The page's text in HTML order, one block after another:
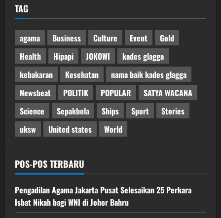
TAG
agama Business Culture Event
Gold
Health
Hipapi JOKOWI
kades glagga
kebakaran
Kesehatan
nama baik kades glagga
Newsbeat
POLITIK POPULAR
SATYA WACANA
Science
Sepakbola Ships Sport
Stories
uksw
United states World
POS-POS TERBARU
Pengadilan Agama Jakarta Pusat Selesaikan 25 Perkara
Isbat Nikah bagi WNI di Johor Bahru